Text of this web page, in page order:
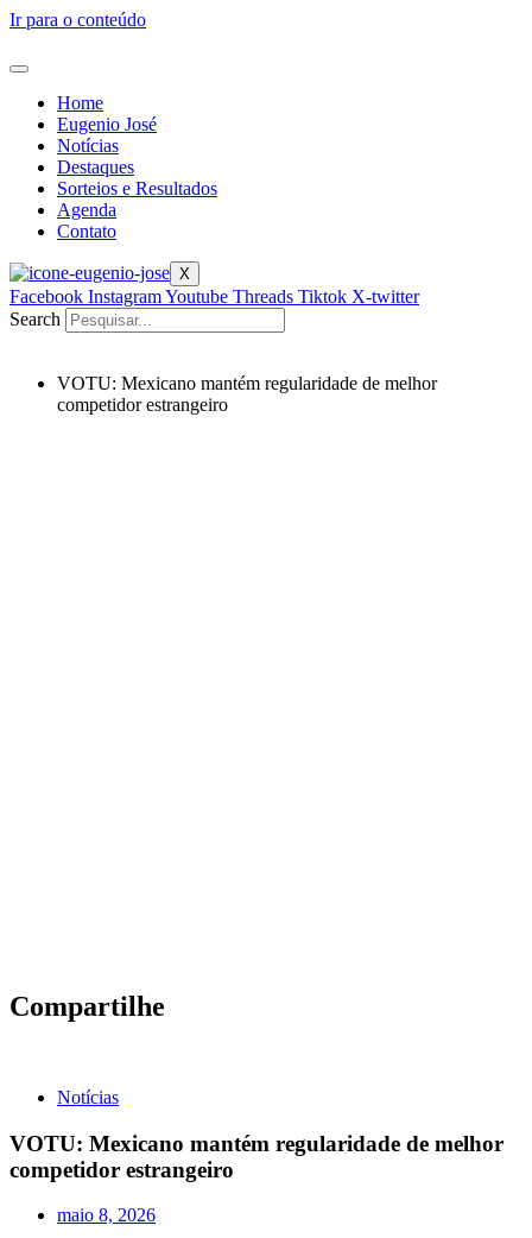
Ir para o conteúdo
Home
Eugenio José
Notícias
Destaques
Sorteios e Resultados
Agenda
Contato
X
Facebook InstagramYoutube Threads Tiktok X-twitter
Search
VOTU: Mexicano mantém regularidade de melhor
competidor estrangeiro
Compartilhe
Notícias
VOTU: Mexicano mantém regularidade de melhor
competidor estrangeiro
maio 8, 2026